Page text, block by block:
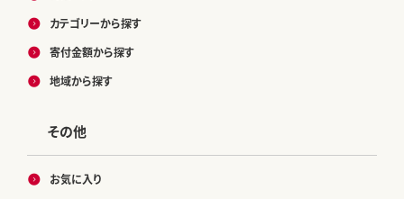
カテゴリーから探す
寄付金額から探す
地域から探す
その他
お気に入り